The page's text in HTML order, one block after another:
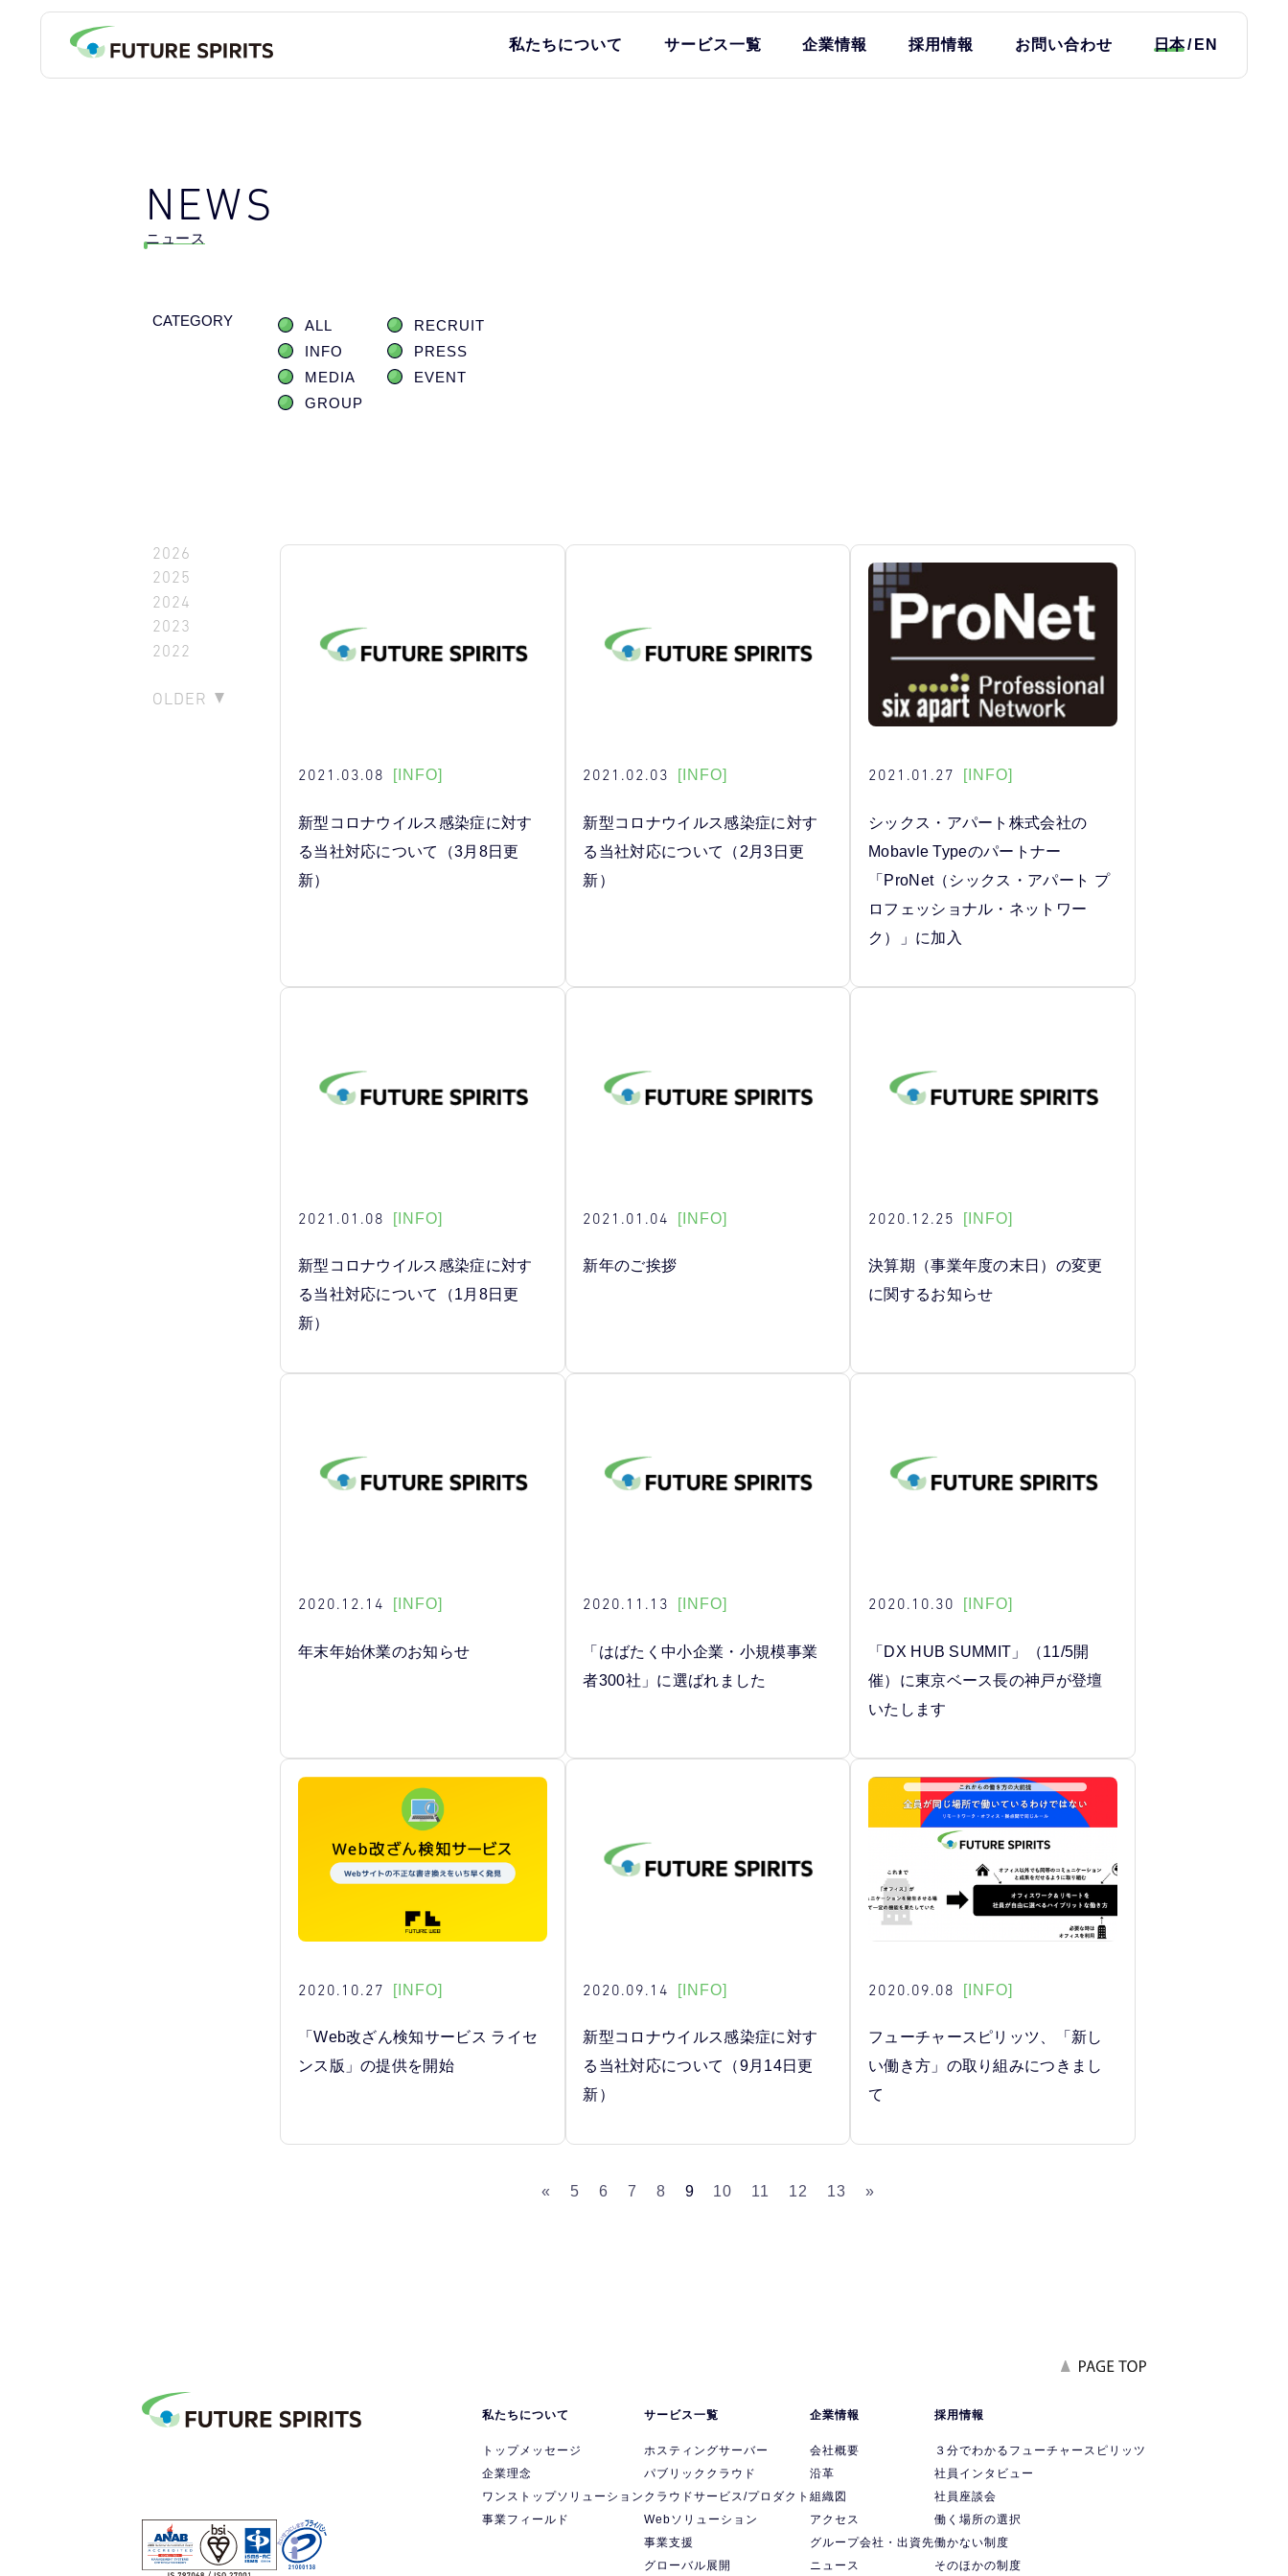
私たちについて サービス一覧 企業情報 採用情報 お問い合わせ 日本 EN
NEWS
ニュース
CATEGORY ALL
RECRUIT
INFO
PRESS
MEDIA
EVENT
GROUP
2026
2025
2024
2023
2022
OLDER
2021.03.08 [INFO]
新型コロナウイルス感染症に対す
る当社対応について（3月8日更
新）
2021.02.03 [INFO]
新型コロナウイルス感染症に対す
る当社対応について（2月3日更
新）
2021.01.27 [INFO]
シックス・アパート株式会社の
Mobavle Typeのパートナー
「ProNet（シックス・アパート プ
ロフェッショナル・ネットワー
ク）」に加入
2021.01.08 [INFO]
新型コロナウイルス感染症に対す
る当社対応について（1月8日更
新）
2021.01.04 [INFO]
新年のご挨拶
2020.12.25 [INFO]
決算期（事業年度の末日）の変更
に関するお知らせ
2020.12.14 [INFO]
年末年始休業のお知らせ
2020.11.13 [INFO]
「はばたく中小企業・小規模事業
者300社」に選ばれました
2020.10.30 [INFO]
「DX HUB SUMMIT」（11/5開
催）に東京ベース長の神戸が登壇
いたします
2020.10.27 [INFO]
「Web改ざん検知サービス ライセ
ンス版」の提供を開始
2020.09.14 [INFO]
新型コロナウイルス感染症に対す
る当社対応について（9月14日更
新）
2020.09.08 [INFO]
フューチャースピリッツ、「新し
い働き方」の取り組みにつきまし
て
« 5 6 7 8 9 10 11 12 13 »
私たちについて
トップメッセージ
企業理念
ワンストップソリューション
事業フィールド
サービス一覧
ホスティングサーバー
パブリッククラウド
クラウドサービス/プロダクト
Webソリューション
事業支援
グローバル展開
企業情報
会社概要
沿革
組織図
アクセス
グループ会社・出資先
ニュース
採用情報
３分でわかるフューチャースピリッツ
社員インタビュー
社員座談会
働く場所の選択
働かない制度
そのほかの制度